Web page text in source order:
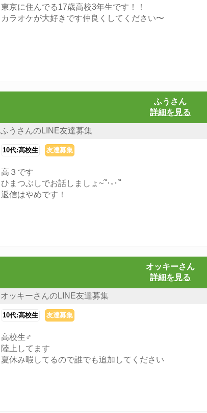
東京に住んでる17歳高校3年生です！！
カラオケが大好きです仲良くしてください〜
ふうさん
詳細を見る
ふうさんのLINE友達募集
10代:高校生 友達募集
高３です
ひまつぶしでお話しましょ~՞･֊･՞
返信はやめです！
オッキーさん
詳細を見る
オッキーさんのLINE友達募集
10代:高校生 友達募集
高校生♂
陸上してます
夏休み暇してるので誰でも追加してください